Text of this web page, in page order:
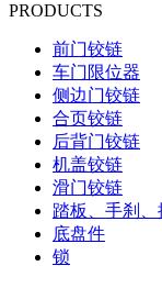
PRODUCTS
前门铰链
车门限位器
侧边门铰链
合页铰链
后背门铰链
机盖铰链
滑门铰链
踏板、手刹、
底盘件
锁